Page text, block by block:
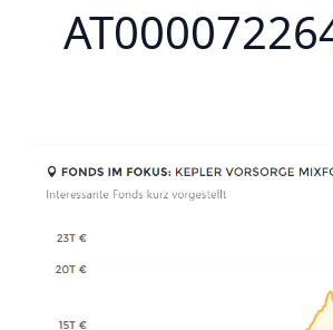
Vorsorge
kleinen
zum